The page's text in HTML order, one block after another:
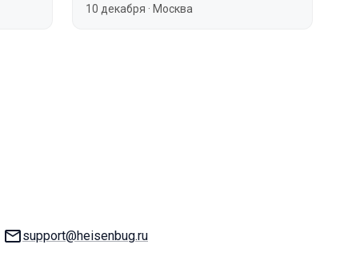
10 декабря · Москва
E-mail:
support@heisenbug.ru